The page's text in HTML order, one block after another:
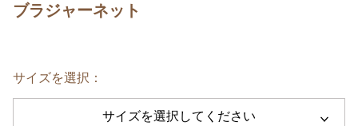
ブラジャーネット
サイズを選択：
サイズを選択してください